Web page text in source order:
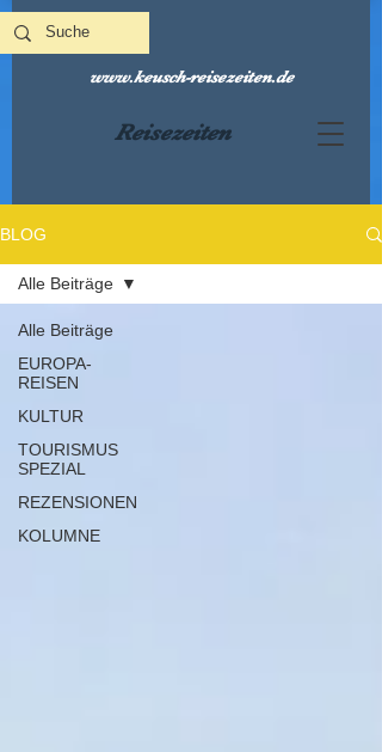
Reisezeiten
www.keusch-reisezeiten.de
BLOG
Alle Beiträge
EUROPA-
REISEN
KULTUR
TOURISMUS
SPEZIAL
REZENSIONEN
KOLUMNE
Alle Beiträge